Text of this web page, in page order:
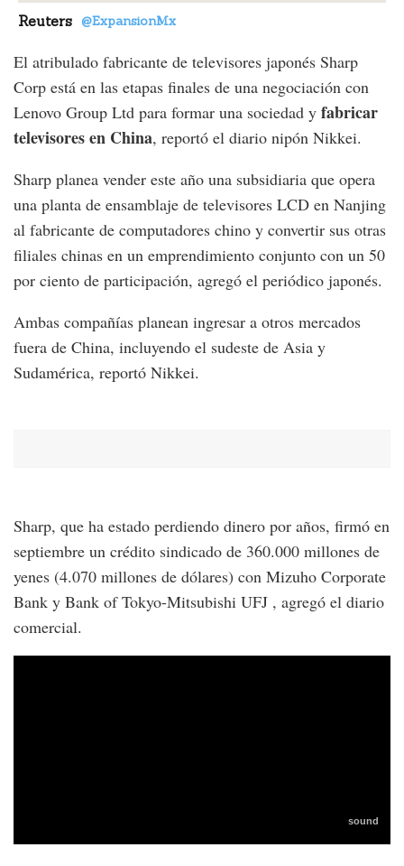
Reuters @ExpansionMx
El atribulado fabricante de televisores japonés Sharp
Corp está en las etapas finales de una negociación con
Lenovo Group Ltd para formar una sociedad y fabricar
televisores en China, reportó el diario nipón Nikkei.
Sharp planea vender este año una subsidiaria que opera
una planta de ensamblaje de televisores LCD en Nanjing
al fabricante de computadores chino y convertir sus otras
filiales chinas en un emprendimiento conjunto con un 50
por ciento de participación, agregó el periódico japonés.
Ambas compañías planean ingresar a otros mercados
fuera de China, incluyendo el sudeste de Asia y
Sudamérica, reportó Nikkei.
Sharp, que ha estado perdiendo dinero por años, firmó en
septiembre un crédito sindicado de 360.000 millones de
yenes (4.070 millones de dólares) con Mizuho Corporate
Bank y Bank of Tokyo-Mitsubishi UFJ , agregó el diario
comercial.